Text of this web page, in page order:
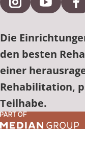
ExterneExterne
Die
den besten
einer
Rehabilitation,
Teilhabe.